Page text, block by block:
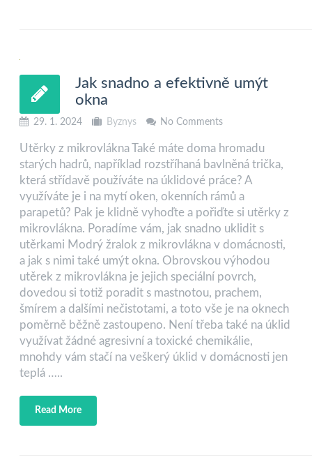
Jak snadno a efektivně umýt
okna
29. 1. 2024 Byznys No Comments
Utěrky z mikrovlákna Také máte doma hromadu
starých hadrů, například rozstříhaná bavlněná trička,
která střídavě používáte na úklidové práce? A
využíváte je i na mytí oken, okenních rámů a
parapetů? Pak je klidně vyhoďte a pořiďte si utěrky z
mikrovlákna. Poradíme vám, jak snadno uklidit s
utěrkami Modrý žralok z mikrovlákna v domácnosti,
a jak s nimi také umýt okna. Obrovskou výhodou
utěrek z mikrovlákna je jejich speciální povrch,
dovedou si totiž poradit s mastnotou, prachem,
šmírem a dalšími nečistotami, a toto vše je na oknech
poměrně běžně zastoupeno. Není třeba také na úklid
využívat žádné agresivní a toxické chemikálie,
mnohdy vám stačí na veškerý úklid v domácnosti jen
teplá …..
Read More